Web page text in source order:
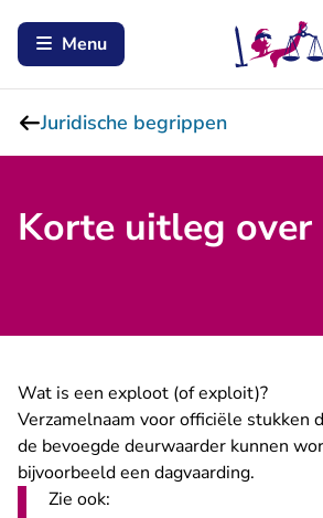
Menu
Juridische begrippen
Korte uitleg
Wat is een exploot (of exploit)?
Verzamelnaam voor officiële stukken
de bevoegde deurwaarder kunnen
bijvoorbeeld een dagvaarding.
Zie ook: